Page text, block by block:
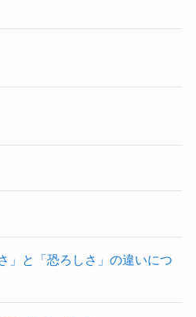
」と「恐ろしさ」の違いにつ